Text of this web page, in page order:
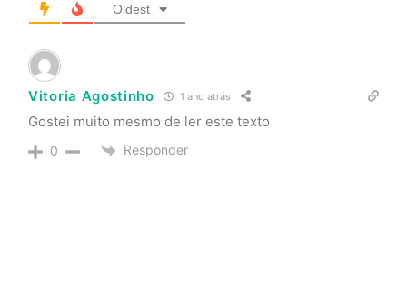
Oldest
Vitoria Agostinho 1 ano atrás
Gostei muito mesmo de ler este texto
0 Responder